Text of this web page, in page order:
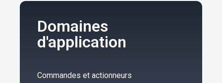
Domaines
d'application
Commandes et actionneurs